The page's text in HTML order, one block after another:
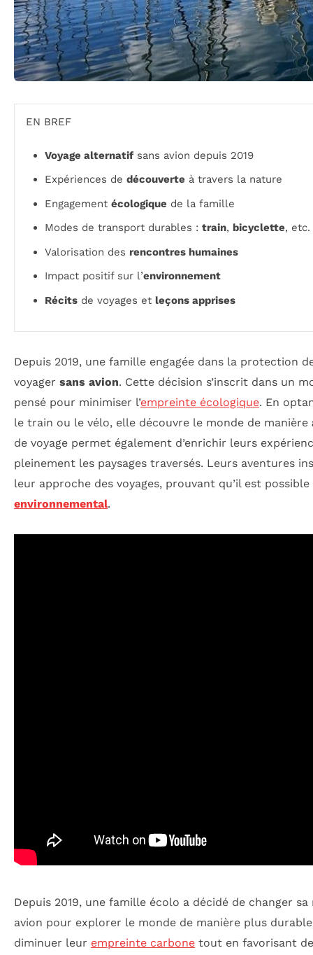
EN BREF
Voyage alternatif sans avion depuis 2019
Expériences de découverte à travers la nature
Engagement écologique de la famille
Modes de transport durables : train, bicyclette, etc.
Valorisation des rencontres humaines
Impact positif sur l’environnement
Récits de voyages et leçons apprises
Depuis 2019, une famille engagée dans la protection
voyager sans avion. Cette décision s’inscrit dans un
pensé pour minimiser l’empreinte écologique. En
le train ou le vélo, elle découvre le monde de manière
de voyage permet également d’enrichir leurs
pleinement les paysages traversés. Leurs aventures
leur approche des voyages, prouvant qu’il est
environnemental.
Depuis 2019, une famille écolo a décidé de changer
avion pour explorer le monde de manière plus
diminuer leur empreinte carbone tout en favorisant